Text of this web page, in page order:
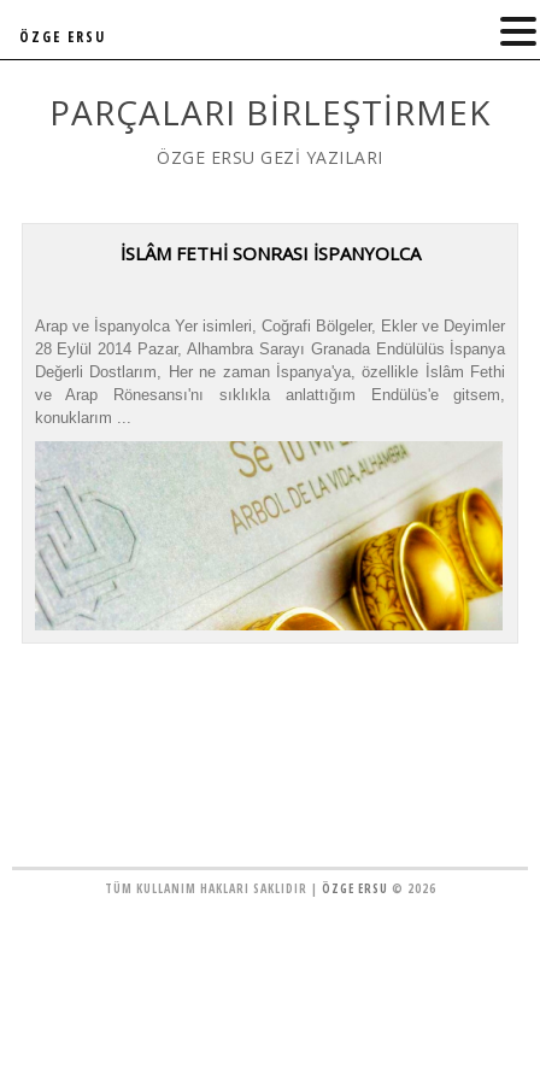
PARÇALARI BIRLEŞTIRMEK
ÖZGE ERSU GEZİ YAZILARI
İSLÂM FETHİ SONRASI İSPANYOLCA
Arap ve İspanyolca Yer isimleri, Coğrafi Bölgeler, Ekler ve Deyimler
28 Eylül 2014 Pazar, Alhambra Sarayı Granada Endülülüs İspanya
Değerli Dostlarım, Her ne zaman İspanya'ya, özellikle İslâm Fethi
ve Arap Rönesansı'nı sıklıkla anlattığım Endülüs'e gitsem,
konuklarım ...
TÜM KULLANIM HAKLARI SAKLIDIR | ÖZGE ERSU © 2026
ÖZGE ERSU